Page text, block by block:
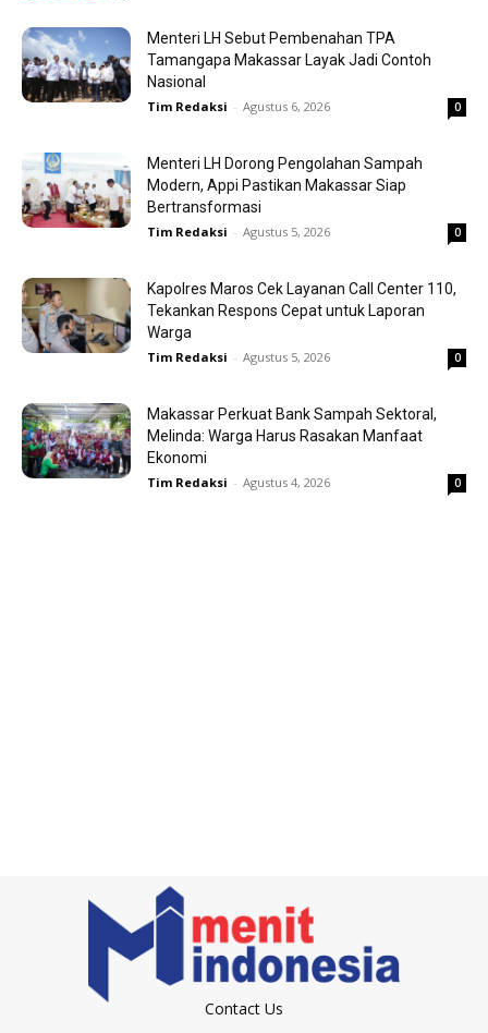
Menteri LH Sebut Pembenahan TPA
Tamangapa Makassar Layak Jadi Contoh
Nasional
Tim Redaksi - Agustus 6, 2026 0
Menteri LH Dorong Pengolahan Sampah
Modern, Appi Pastikan Makassar Siap
Bertransformasi
Tim Redaksi - Agustus 5, 2026 0
Kapolres Maros Cek Layanan Call Center 110,
Tekankan Respons Cepat untuk Laporan
Warga
Tim Redaksi - Agustus 5, 2026 0
Makassar Perkuat Bank Sampah Sektoral,
Melinda: Warga Harus Rasakan Manfaat
Ekonomi
Tim Redaksi - Agustus 4, 2026 0
Contact Us